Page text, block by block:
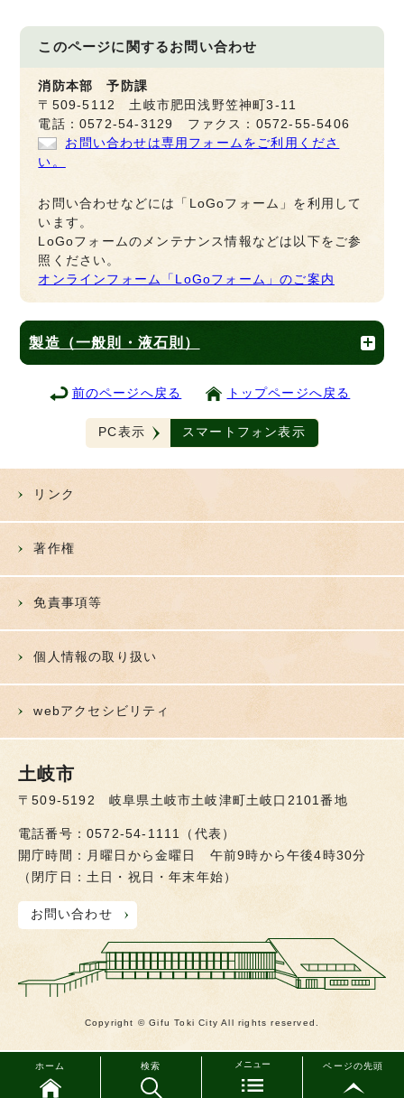
このページに関するお問い合わせ
消防本部 予防課
〒509-5112 土岐市肥田浅野笠神町3-11
電話：0572-54-3129 ファクス：0572-55-5406
お問い合わせは専用フォームをご利用くださ
い。
お問い合わせなどには「LoGoフォーム」を利用して
います。
LoGoフォームのメンテナンス情報などは以下をご参
照ください。
オンラインフォーム「LoGoフォーム」のご案内
製造（一般則・液石則）
前のページへ戻る トップページへ戻る
PC表示 スマートフォン表示
ホーム 検索 メニュー ページの先頭
リンク
著作権
免責事項等
個人情報の取り扱い
webアクセシビリティ
土岐市
〒509-5192 岐阜県土岐市土岐津町土岐口2101番地
電話番号：0572-54-1111（代表）
開庁時間：月曜日から金曜日 午前9時から午後4時30分
（閉庁日：土日・祝日・年末年始）
お問い合わせ
Copyright © Gifu Toki City All rights reserved.